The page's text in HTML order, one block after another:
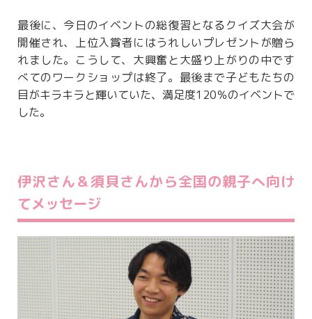
最後に、今日のイベントの総復習となるクイズ大会が
開催され、上位入賞者にはうれしいプレゼントが贈ら
れました。こうして、大興奮と大盛り上がりの中です
べてのワークショップは終了。最後まで子どもたちの
目がキラキラと輝いていた、満足度120％のイベントで
した。
伊沢さん＆須貝さんから全国の親子へ向け
てメッセージ